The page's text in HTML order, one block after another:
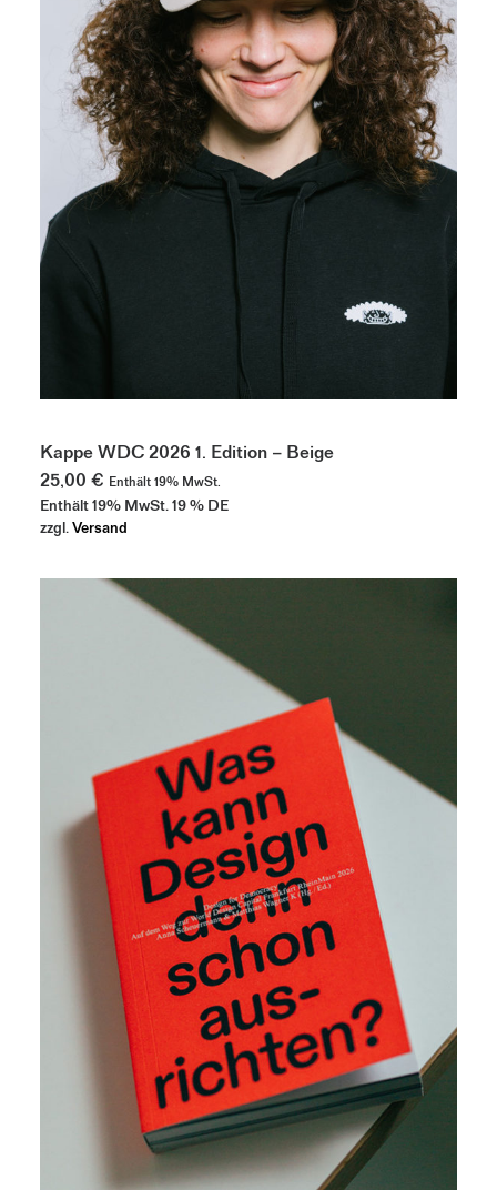
IN DEN WARENKORB
Kappe WDC 2026 1. Edition – Beige
25,00 € Enthält 19% MwSt.
Enthält 19% MwSt. 19 % DE
zzgl. Versand